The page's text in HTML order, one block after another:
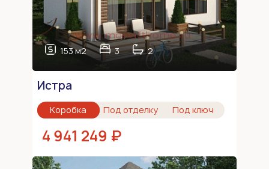
153 м2 3 2
Истра
Коробка Под отделку Под ключ
4 941 249 ₽